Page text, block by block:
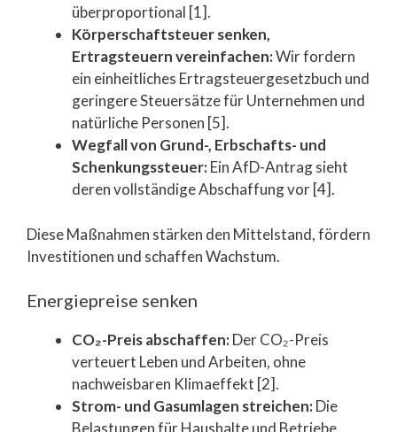
überproportional [1].
Körperschaftsteuer senken,
Ertragsteuern vereinfachen:Wir fordern
ein einheitliches Ertragsteuergesetzbuch und
geringere Steuersätze für Unternehmen und
natürliche Personen [5].
Wegfall von Grund-, Erbschafts- und
Schenkungssteuer:Ein AfD-Antrag sieht
deren vollständige Abschaffung vor [4].
Diese Maßnahmen stärken den Mittelstand, fördern
Investitionen und schaffen Wachstum.
Energiepreise senken
CO₂-Preis abschaffen:Der CO₂-Preis
verteuert Leben und Arbeiten, ohne
nachweisbaren Klimaeffekt [2].
Strom- und Gasumlagen streichen:Die
Belastungen für Haushalte und Betriebe